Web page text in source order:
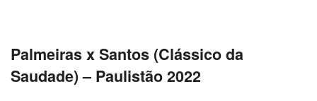
Palmeiras x Santos (Clássico da
Saudade) – Paulistão 2022